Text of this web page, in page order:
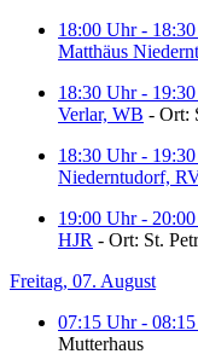
18:00 Uhr -
Matthäus
18:30 Uhr -
Verlar, WB - Ort:
18:30 Uhr -
Niederntudorf,
19:00 Uhr -
HJR - Ort: St.
Freitag, 07. August
07:15 Uhr -
Mutterhaus